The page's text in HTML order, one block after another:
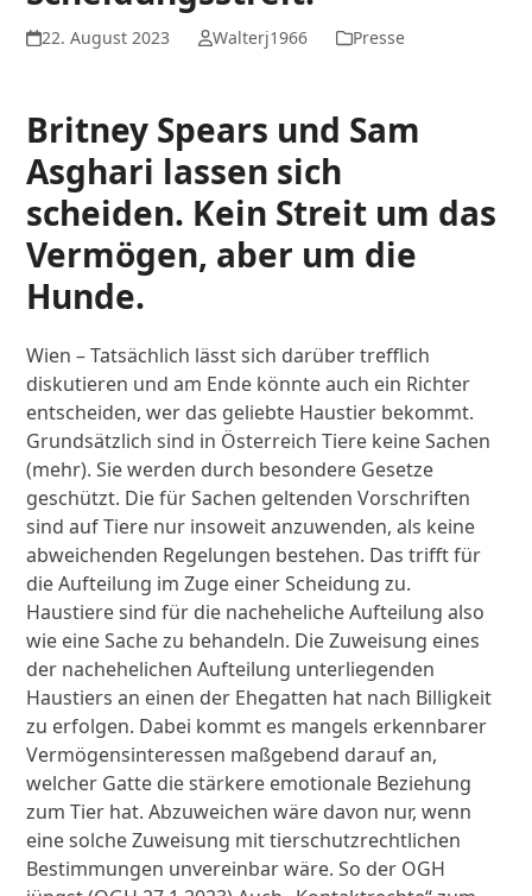
22. August 2023 Walterj1966 Presse
Britney Spears und Sam
Asghari lassen sich
scheiden. Kein Streit um das
Vermögen, aber um die
Hunde.
Wien – Tatsächlich lässt sich darüber trefflich
diskutieren und am Ende könnte auch ein Richter
entscheiden, wer das geliebte Haustier bekommt.
Grundsätzlich sind in Österreich Tiere keine Sachen
(mehr). Sie werden durch besondere Gesetze
geschützt. Die für Sachen geltenden Vorschriften
sind auf Tiere nur insoweit anzuwenden, als keine
abweichenden Regelungen bestehen. Das trifft für
die Aufteilung im Zuge einer Scheidung zu.
Haustiere sind für die nacheheliche Aufteilung also
wie eine Sache zu behandeln. Die Zuweisung eines
der nachehelichen Aufteilung unterliegenden
Haustiers an einen der Ehegatten hat nach Billigkeit
zu erfolgen. Dabei kommt es mangels erkennbarer
Vermögensinteressen maßgebend darauf an,
welcher Gatte die stärkere emotionale Beziehung
zum Tier hat. Abzuweichen wäre davon nur, wenn
eine solche Zuweisung mit tierschutzrechtlichen
Bestimmungen unvereinbar wäre. So der OGH